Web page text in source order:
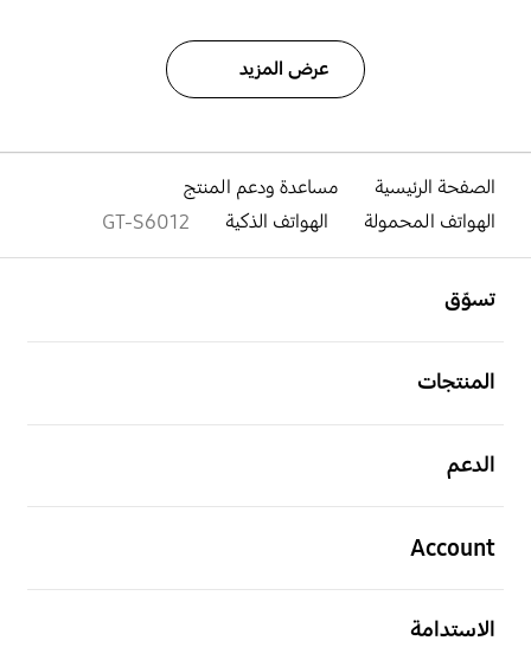
عرض المزيد
الصفحة الرئيسية
مساعدة ودعم المنتج
الهواتف المحمولة
الهواتف الذكية GT-S6012
تسوّق
المنتجات
الدعم
Account
الاستدامة